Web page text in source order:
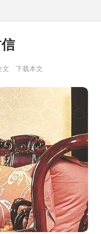
文 下载本文